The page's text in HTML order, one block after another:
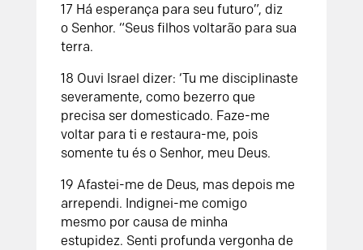
17 Há esperança para seu futuro”, diz
o Senhor. “Seus filhos voltarão para sua
terra.
18 Ouvi Israel dizer: ‘Tu me disciplinaste
severamente, como bezerro que
precisa ser domesticado. Faze-me
voltar para ti e restaura-me, pois
somente tu és o Senhor, meu Deus.
19 Afastei-me de Deus, mas depois me
arrependi. Indignei-me comigo
mesmo por causa de minha
estupidez. Senti profunda vergonha de